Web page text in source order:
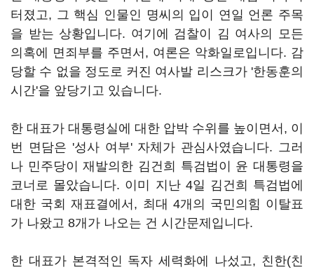
터졌고, 그 핵심 인물인 명씨의 입이 연일 언론 주목
을 받는 상황입니다. 여기에 검찰이 김 여사의 모든
의혹에 면죄부를 주면서, 여론은 악화일로입니다. 감
당할 수 없을 정도로 커진 여사발 리스크가 '한동훈의
시간'을 앞당기고 있습니다.
한 대표가 대통령실에 대한 압박 수위를 높이면서, 이
번 면담은 '성사 여부' 자체가 관심사였습니다. 그러
나 민주당이 재발의한 김건희 특검법이 윤 대통령을
코너로 몰았습니다. 이미 지난 4일 김건희 특검법에
대한 국회 재표결에서, 최대 4개의 국민의힘 이탈표
가 나왔고 8개가 나오는 건 시간문제입니다.
한 대표가 본격적인 독자 세력화에 나섰고, 친한(친